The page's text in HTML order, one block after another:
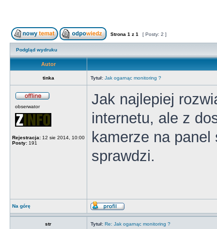
Strona 1 z 1 [ Posty: 2 ]
Podgląd wydruku
Autor
tinka Tytuł: Jak ogarnąc monitoring ?
obserwator
Rejestracja: 12 sie 2014, 10:00
Posty: 191
Jak najlepiej
internetu, ale z
kamerze na
sprawdzi.
Na górę
str Tytuł: Re: Jak ogarnąc monitoring ?